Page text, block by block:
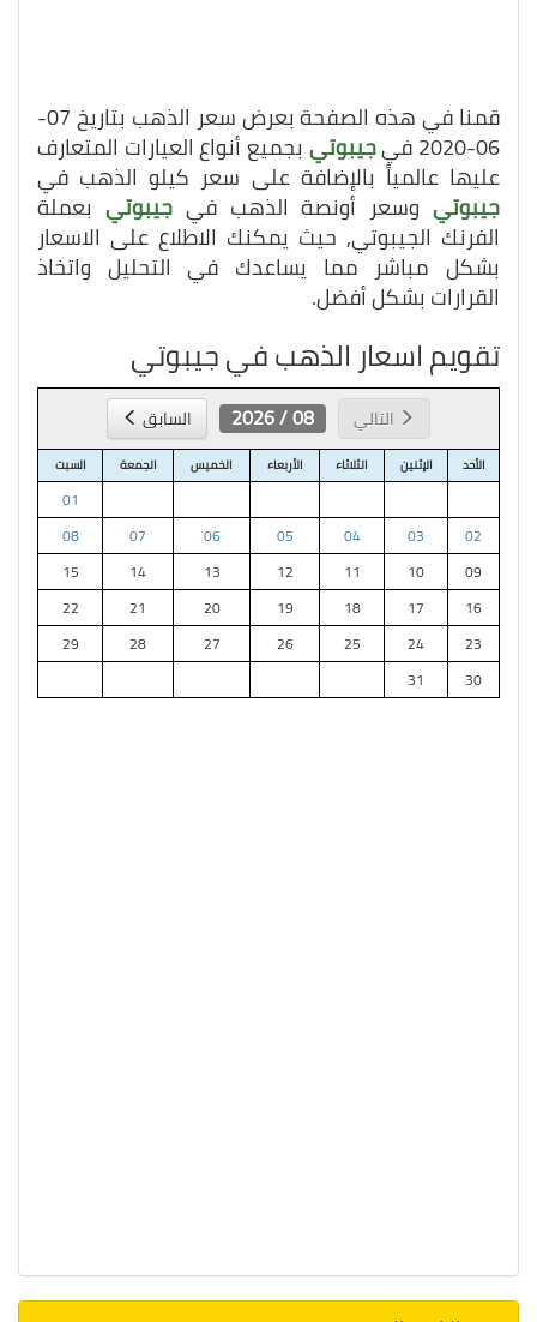
قمنا في هذه الصفحة بعرض سعر الذهب بتاريخ 07-
06-2020 في جيبوتي بجميع أنواع العيارات المتعارف
عليها عالمياً بالإضافة على سعر كيلو الذهب في
جيبوتيوسعر أونصة الذهب فيجيبوتي بعملة
الفرنك الجيبوتي, حيث يمكنك الاطلاع على الاسعار
بشكل مباشر مما يساعدك في التحليل واتخاذ
القرارات بشكل أفضل.
تقويم اسعار الذهب في جيبوتي
التالي 08 / 2026 السابق
الأحد الإثنين الثلاثاء الأربعاء الخميس الجمعة السبت
01
02
03
04
05
06
07
08
09
10
11
12
13
14
15
16
17
18
19
20
21
22
23
24
25
26
27
28
29
30
31